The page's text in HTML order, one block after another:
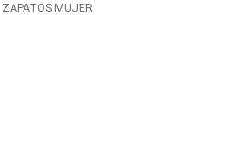
ZAPATOS MUJER